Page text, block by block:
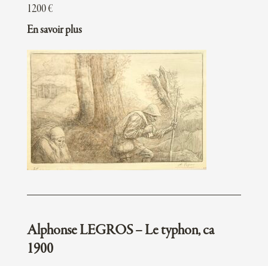
1200€
En savoir plus
Alphonse LEGROS – Le typhon, ca
1900